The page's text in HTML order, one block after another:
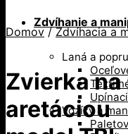
Zdvíhanie a
Laná a
Vozíky a
Domov / Zdvíhacia a
Zvierka
aretáciou